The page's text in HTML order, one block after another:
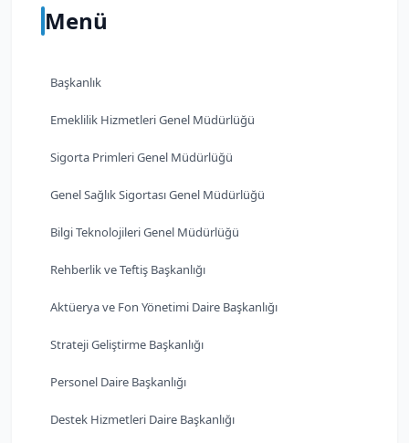
Menü
Başkanlık
Emeklilik Hizmetleri Genel Müdürlüğü
Sigorta Primleri Genel Müdürlüğü
Genel Sağlık Sigortası Genel Müdürlüğü
Bilgi Teknolojileri Genel Müdürlüğü
Rehberlik ve Teftiş Başkanlığı
Aktüerya ve Fon Yönetimi Daire Başkanlığı
Strateji Geliştirme Başkanlığı
Personel Daire Başkanlığı
Destek Hizmetleri Daire Başkanlığı